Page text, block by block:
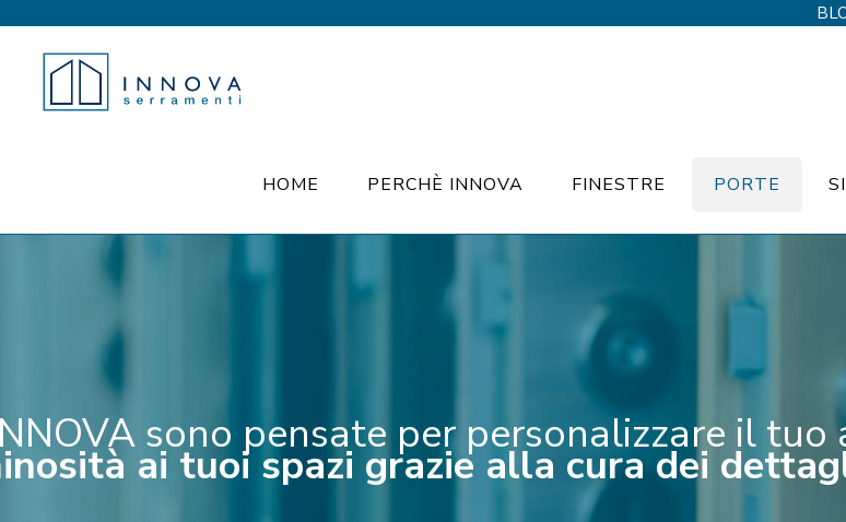
HOME PERCHÈ INNOVA FINESTRE PORTE
sono pensate per personalizzare il
ai tuoi spazi grazie alla cura dei